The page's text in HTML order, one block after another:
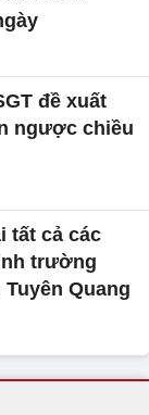
đề xuất
ngược chiều
tất cả các
trường
Tuyên Quang